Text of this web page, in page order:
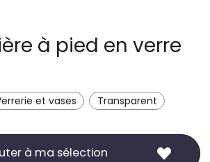
à pied en verre
et vases Transparent
à ma sélection